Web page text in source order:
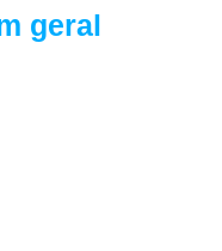
geral